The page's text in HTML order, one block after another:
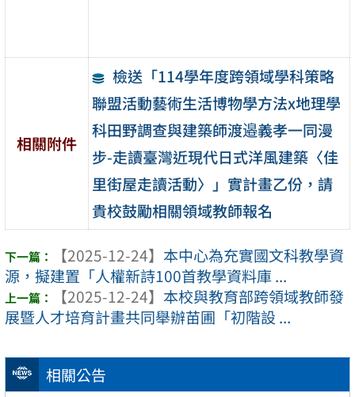
相關公告
相關附件
檢送「114學年度跨領域學科策略
聯盟活動藝術生活博物學方法x地理學
科田野調查與建築師渡邉義孝一同漫
步-走讀臺灣近現代日式洋風建築〈佳
里街屋走讀活動〉」實計畫乙份，請
貴校鼓勵相關領域教師報名
【2025-12-24】 本中心為充實國文科教學資
源，擬建置「人權新詩100首教學資料庫 ...
【2025-12-24】 本校與教育部跨領域教師發
展暨人才培育計畫共同舉辦苗圃「初階設 ...